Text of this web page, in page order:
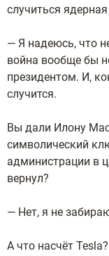
случиться
— Я надеюсь, что
война вообще бы
президентом. И,
случится.
Вы дали Илону
символический
администрации в
вернул?
— Нет, я не
А что насчёт Tesla?